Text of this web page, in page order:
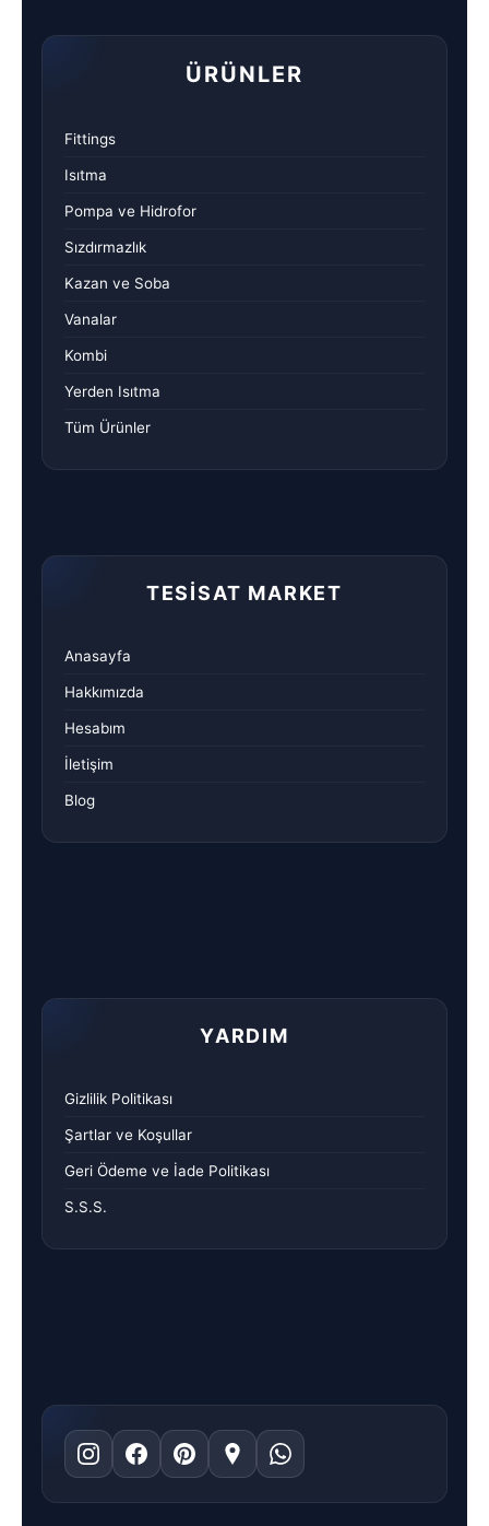
ÜRÜNLER
Fittings
Isıtma
Pompa ve Hidrofor
Sızdırmazlık
Kazan ve Soba
Vanalar
Kombi
Yerden Isıtma
Tüm Ürünler
TESISAT MARKET
Anasayfa
Hakkımızda
Hesabım
İletişim
Blog
YARDIM
Gizlilik Politikası
Şartlar ve Koşullar
Geri Ödeme ve İade Politikası
S.S.S.